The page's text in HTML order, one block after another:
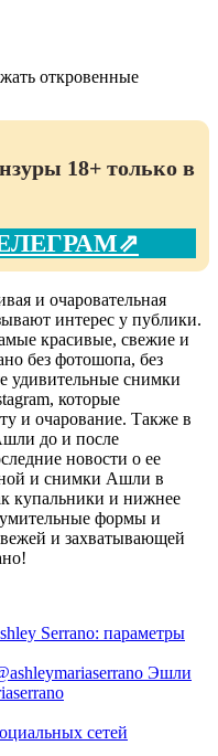
откровенные
18+ только в
и очаровательная
интерес у публики.
красивые, свежие и
без фотошопа, без
удивительные снимки
которые
и очарование. Также в
до и после
новости о ее
и снимки Ашли в
купальники и нижнее
формы и
и захватывающей
Serrano: параметры
Эшли
сетей